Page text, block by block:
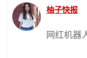
柚子快报
网红机器